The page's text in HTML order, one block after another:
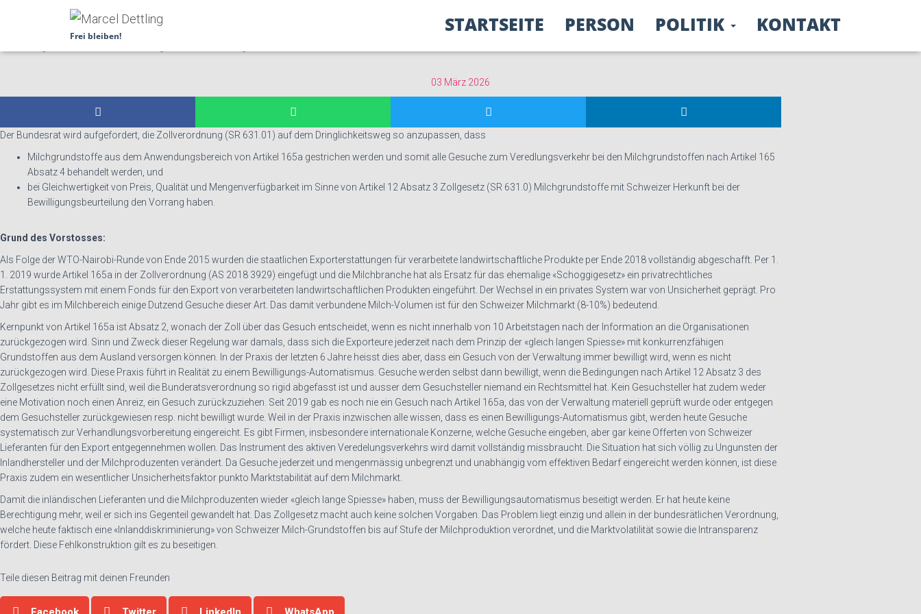
Frei bleiben!
STARTSEITE PERSON POLITIK KONTAKT
Motion
03 März 2026
Der Bundesrat wird aufgefordert, die Zollverordnung (SR 631.01) auf dem Dringlichkeitsweg so anzupassen, dass
Milchgrundstoffe aus dem Anwendungsbereich von Artikel 165a gestrichen werden und somit alle Gesuche zum Veredlungsverkehr bei den Milchgrundstoffen nach Artikel 165
Absatz 4 behandelt werden, und
bei Gleichwertigkeit von Preis, Qualität und Mengenverfügbarkeit im Sinne von Artikel 12 Absatz 3 Zollgesetz (SR 631.0) Milchgrundstoffe mit Schweizer Herkunft bei der
Bewilligungsbeurteilung den Vorrang haben.
Grund des Vorstosses:
Als Folge der WTO-Nairobi-Runde von Ende 2015 wurden die staatlichen Exporterstattungen für verarbeitete landwirtschaftliche Produkte per Ende 2018 vollständig abgeschafft. Per 1.
1. 2019 wurde Artikel 165a in der Zollverordnung (AS 2018 3929) eingefügt und die Milchbranche hat als Ersatz für das ehemalige «Schoggigesetz» ein privatrechtliches
Erstattungssystem mit einem Fonds für den Export von verarbeiteten landwirtschaftlichen Produkten eingeführt. Der Wechsel in ein privates System war von Unsicherheit geprägt. Pro
Jahr gibt es im Milchbereich einige Dutzend Gesuche dieser Art. Das damit verbundene Milch-Volumen ist für den Schweizer Milchmarkt (8-10%) bedeutend.
Kernpunkt von Artikel 165a ist Absatz 2, wonach der Zoll über das Gesuch entscheidet, wenn es nicht innerhalb von 10 Arbeitstagen nach der Information an die Organisationen
zurückgezogen wird. Sinn und Zweck dieser Regelung war damals, dass sich die Exporteure jederzeit nach dem Prinzip der «gleich langen Spiesse» mit konkurrenzfähigen
Grundstoffen aus dem Ausland versorgen können. In der Praxis der letzten 6 Jahre heisst dies aber, dass ein Gesuch von der Verwaltung immer bewilligt wird, wenn es nicht
zurückgezogen wird. Diese Praxis führt in Realität zu einem Bewilligungs-Automatismus. Gesuche werden selbst dann bewilligt, wenn die Bedingungen nach Artikel 12 Absatz 3 des
Zollgesetzes nicht erfüllt sind, weil die Bunderatsverordnung so rigid abgefasst ist und ausser dem Gesuchsteller niemand ein Rechtsmittel hat. Kein Gesuchsteller hat zudem weder
eine Motivation noch einen Anreiz, ein Gesuch zurückzuziehen. Seit 2019 gab es noch nie ein Gesuch nach Artikel 165a, das von der Verwaltung materiell geprüft wurde oder entgegen
dem Gesuchsteller zurückgewiesen resp. nicht bewilligt wurde. Weil in der Praxis inzwischen alle wissen, dass es einen Bewilligungs-Automatismus gibt, werden heute Gesuche
systematisch zur Verhandlungsvorbereitung eingereicht. Es gibt Firmen, insbesondere internationale Konzerne, welche Gesuche eingeben, aber gar keine Offerten von Schweizer
Lieferanten für den Export entgegennehmen wollen. Das Instrument des aktiven Veredelungsverkehrs wird damit vollständig missbraucht. Die Situation hat sich völlig zu Ungunsten der
Inlandhersteller und der Milchproduzenten verändert. Da Gesuche jederzeit und mengenmässig unbegrenzt und unabhängig vom effektiven Bedarf eingereicht werden können, ist diese
Praxis zudem ein wesentlicher Unsicherheitsfaktor punkto Marktstabilität auf dem Milchmarkt.
Damit die inländischen Lieferanten und die Milchproduzenten wieder «gleich lange Spiesse» haben, muss der Bewilligungsautomatismus beseitigt werden. Er hat heute keine
Berechtigung mehr, weil er sich ins Gegenteil gewandelt hat. Das Zollgesetz macht auch keine solchen Vorgaben. Das Problem liegt einzig und allein in der bundesrätlichen Verordnung,
welche heute faktisch eine «Inlanddiskriminierung» von Schweizer Milch-Grundstoffen bis auf Stufe der Milchproduktion verordnet, und die Marktvolatilität sowie die Intransparenz
fördert. Diese Fehlkonstruktion gilt es zu beseitigen.
Teile diesen Beitrag mit deinen Freunden